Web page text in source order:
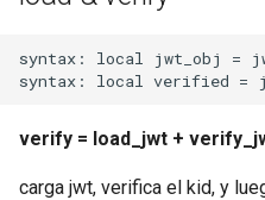
js-challenge
json-var
json
jwt
syntax: local jwt_obj =
verify = load_jwt +
carga jwt, verifica el kid, y